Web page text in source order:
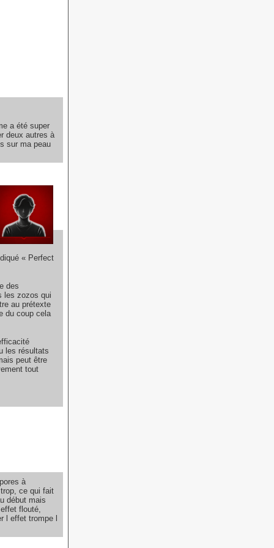
a été super
deux autres à
sur ma peau
« Perfect
des
les zozos qui
au prétexte
du coup cela
les résultats
peut être
tout
à
ce qui fait
début mais
flouté,
l effet trompe l